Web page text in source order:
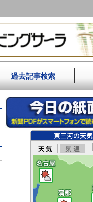
過去記事検索